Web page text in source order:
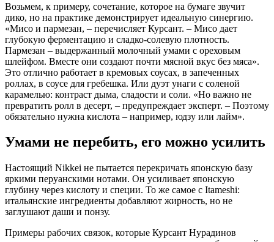
Возьмем, к примеру, сочетание, которое на бумаге звучит
дико, но на практике демонстрирует идеальную синергию.
«Мисо и пармезан, – перечисляет Курсант. – Мисо дает
глубокую ферментацию и сладко-солевую плотность.
Пармезан – выдержанный молочный умами с ореховым
шлейфом. Вместе они создают почти мясной вкус без мяса».
Это отлично работает в кремовых соусах, в запеченных
роллах, в соусе для гребешка. Или дуэт унаги с соленой
карамелью: контраст дыма, сладости и соли. «Но важно не
превратить ролл в десерт, – предупреждает эксперт. – Поэтому
обязательно нужна кислота – например, юдзу или лайм».
Умами не перебить, его можно усилить
Настоящий Nikkei не пытается перекричать японскую базу
яркими перуанскими нотами. Он усиливает японскую
глубину через кислоту и специи. То же самое с Itameshi:
итальянские ингредиенты добавляют жирность, но не
заглушают даши и понзу.
Примеры рабочих связок, которые Курсант Нурадинов